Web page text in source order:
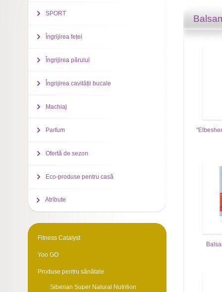
SPORT
Îngrijirea feței
Îngrijirea părului
Îngrijirea cavității bucale
Machiaj
Parfum
Ofertă de sezon
Eco-produse pentru casă
Atribute
Fitness Catalyst
Yoo GO
Produse pentru sănătate
Siberian Super Natural Nutrition